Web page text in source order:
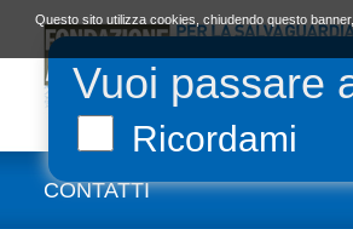
Vuoi passare
Ricordami
LA FONDAZIONE
CONTATTI
Questo sito utilizza cookies, chiudendo questo